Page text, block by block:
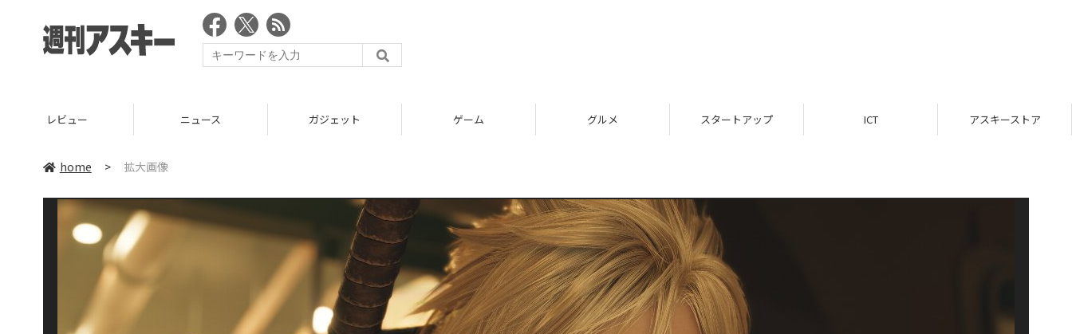
レビュー ニュース ガジェット ゲーム グルメ スタートアップ ICT アスキーストア
home > 拡大画像